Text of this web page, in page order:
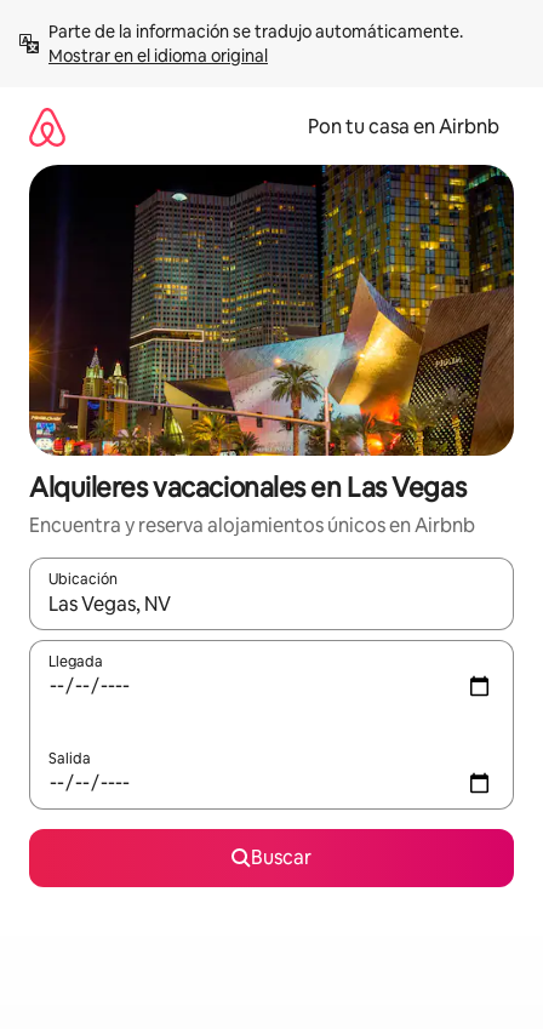
contenidoMostrar en el idioma original
Pon tu casa en Airbnb
Alquileres vacacionales en Las Vegas
Encuentra y reserva alojamientos únicos en Airbnb
Ubicación
Cuando los resultados estén disponibles, navega con las
Llegada
Salida
Buscar